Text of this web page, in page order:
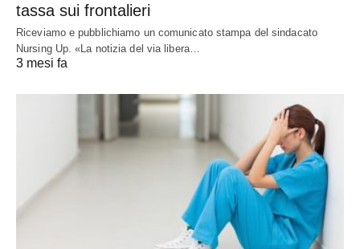
tassa sui frontalieri
Riceviamo e pubblichiamo un comunicato stampa del sindacato
Nursing Up. «La notizia del via libera…
3 mesi fa